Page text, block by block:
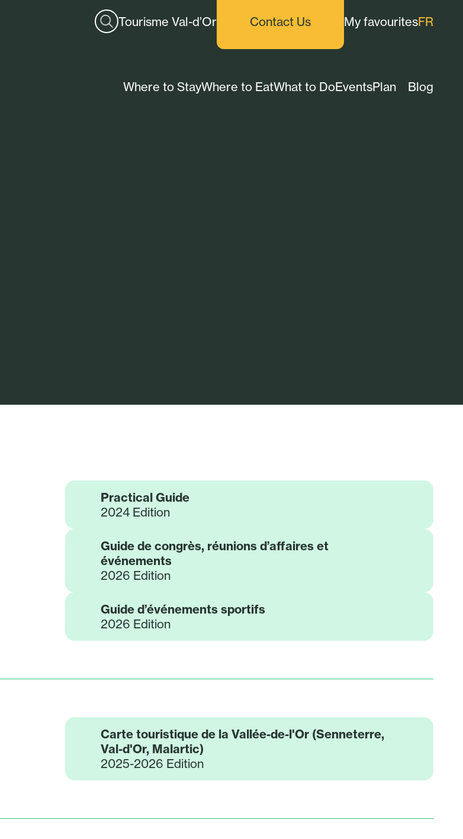
Tourisme Val-d’Or
Where to StayWhere to EatWhat to DoEventsPlan Blog
Contact Us My favouritesFR
Practical Guide
2024 Edition
Guide de congrès, réunions d’affaires et
événements
2026 Edition
Guide d’événements sportifs
2026 Edition
Carte touristique de la Vallée-de-l'Or (Senneterre,
Val-d'Or, Malartic)
2025-2026 Edition